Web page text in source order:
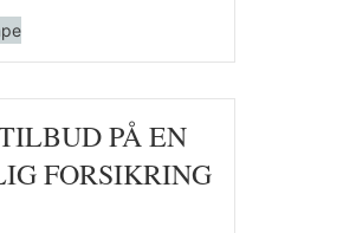
PÅ EN
FORSIKRING